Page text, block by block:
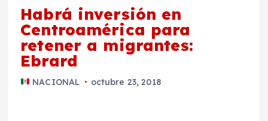
Habrá inversión en
Centroamérica para
retener a migrantes:
Ebrard
NACIONAL octubre 23, 2018